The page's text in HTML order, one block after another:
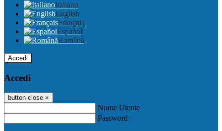
Italiano
English
Français
Español
Română
Accedi
Accedi
button close ×
Nome Utente
Password